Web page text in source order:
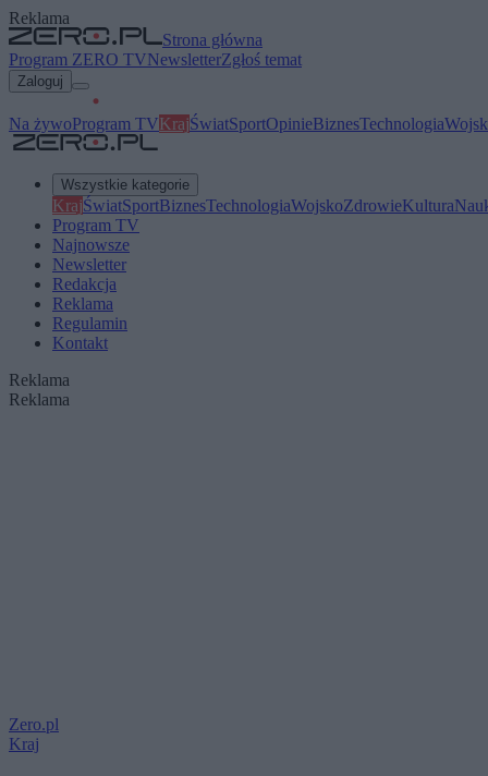
Reklama
Strona główna
Program ZERO TVNewsletterZgłoś temat
Zaloguj
Na żywoProgram TVKrajŚwiatSportOpinieBiznesTechnologia
Wszystkie kategorie
KrajŚwiatSportBiznesTechnologiaWojskoZdrowieKultura
Program TV
Najnowsze
Newsletter
Redakcja
Reklama
Regulamin
Kontakt
Reklama
Reklama
Zero.pl
Kraj